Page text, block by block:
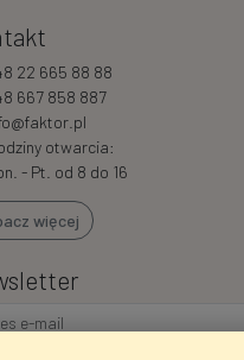
22 665 88 88
667 858 887
otwarcia:
- Pt. od 8 do 16
więcej